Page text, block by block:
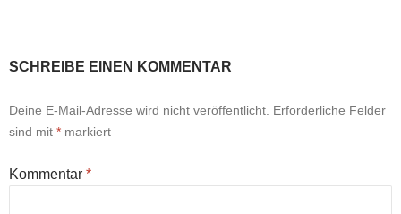
SCHREIBE EINEN KOMMENTAR
Deine E-Mail-Adresse wird nicht veröffentlicht. Erforderliche Felder
sind mit * markiert
Kommentar *